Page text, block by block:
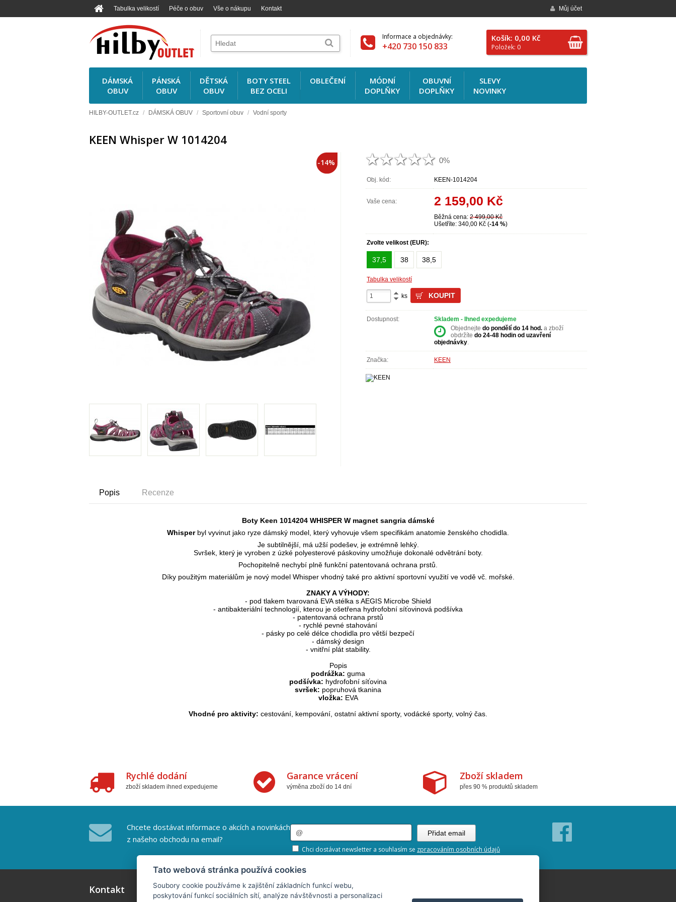
Tabulka velikostí Péče o obuv Vše o nákupu Kontakt Můj účet
Košík: 0,00 Kč
Položek: 0
Informace a objednávky:
+420 730 150 833
DÁMSKÁ
OBUV
PÁNSKÁ
OBUV
DĚTSKÁ
OBUV
BOTY STEEL
BEZ OCELI
OBLEČENÍ
MÓDNÍ
DOPLŇKY
OBUVNÍ
DOPLŇKY
SLEVY
NOVINKY
HILBY-OUTLET.cz / DÁMSKÁ OBUV / Sportovní obuv / Vodní sporty
KEEN Whisper W 1014204
-14% 0%
Obj. kód: KEEN-1014204
Vaše cena: 2 159,00 Kč
Běžná cena: 2 499,00 Kč
Ušetříte: 340,00 Kč (-14 %)
Zvolte velikost (EUR):
37,5 38 38,5
Tabulka velikostí
ks
Dostupnost:
Skladem - Ihned expedujeme
Objednejte do pondělí do 14 hod. a zboží
obdržíte do 24-48 hodin od uzavření
objednávky.
Značka: KEEN
Popis Recenze
Boty Keen 1014204 WHISPER W magnet sangria dámské
Whisperbyl vyvinut jako ryze dámský model, který vyhovuje všem specifikám anatomie ženského chodidla.
Je subtilnější, má užší podešev, je extrémně lehký.
Svršek, který je vyroben z úzké polyesterové páskoviny umožňuje dokonalé odvětrání boty.
Pochopitelně nechybí plně funkční patentovaná ochrana prstů.
Díky použitým materiálům je nový model Whisper vhodný také pro aktivní sportovní využití ve vodě vč. mořské.
ZNAKY A VÝHODY:
- pod tlakem tvarovaná EVA stélka s AEGIS Microbe Shield
- antibakteriální technologií, kterou je ošetřena hydrofobní síťovinová podšívka
- patentovaná ochrana prstů
- rychlé pevné stahování
- pásky po celé délce chodidla pro větší bezpečí
- dámský design
- vnitřní plát stability.
Popis
podrážka: guma
podšívka: hydrofobní síťovina
svršek: popruhová tkanina
vložka: EVA
Vhodné pro aktivity: cestování, kempování, ostatní aktivní sporty, vodácké sporty, volný čas.
Rychlé dodání
zboží skladem ihned expedujeme
Garance vrácení
výměna zboží do 14 dní
Zboží skladem
přes 90 % produktů skladem
Chcete dostávat informace o akcích a novinkách
z našeho obchodu na email?
Chci dostávat newsletter a souhlasím se zpracováním osobních údajů
Kontakt Informace
Tato webová stránka používá cookies
Soubory cookie používáme k zajištění základních funkcí webu,
poskytování funkcí sociálních sítí, analýze návštěvnosti a personalizaci